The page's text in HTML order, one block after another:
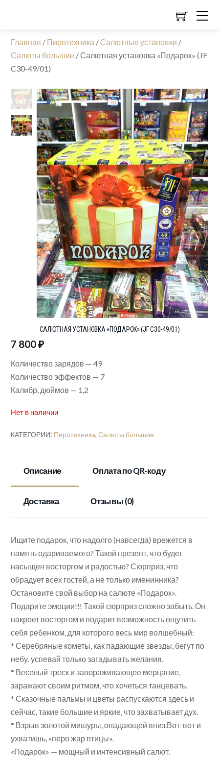
Главная / Пиротехника / Салютные установки /
Салюты большие /Салютная установка «Подарок» (JF
C30-49/01)
САЛЮТНАЯ УСТАНОВКА «ПОДАРОК» (JF C30-49/01)
7 800₽
Количество зарядов — 49
Количество эффектов — 7
Калибр, дюймов — 1,2
Нет в наличии
КАТЕГОРИИ: Пиротехника,Салюты большие
Описание Оплата по QR-коду
Доставка Отзывы (0)
Ищите подарок, что надолго (навсегда) врежется в
память одариваемого? Такой презент, что будет
насыщен восторгом и радостью? Сюрприз, что
обрадует всех гостей, а не только именинника?
Остановите свой выбор на салюте «Подарок».
Подарите эмоции!!! Такой сюрприз сложно забыть. Он
накроет восторгом и подарит возможность ощутить
себя ребенком, для которого весь мир волшебный:
* Серебряные кометы, как падающие звезды, бегут по
небу. успевай только загадывать желания.
* Веселый треск и завораживающее мерцание,
заражают своим ритмом, что хочеться танцевать.
* Сказочные пальмы и цветы распускаются здесь и
сейчас, такие большие и яркие, что захватывает дух.
* Взрыв золотой мишуры, опадающей вниз.Вот-вот и
ухватишь, «перо жар птицы».
«Подарок» — мощный и интенсивный салют.